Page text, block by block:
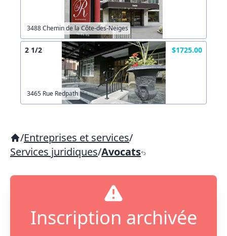
3488 Chemin de la Côte-des-Neiges
2 1/2 $1725.00
3465 Rue Redpath
/Entreprises et services/
Services juridiques/Avocats
Inscription archivée